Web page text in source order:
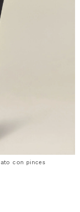
con pinces